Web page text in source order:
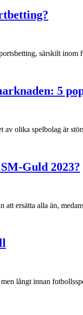
särskilt inom
5
olika spelbolag är
Guld 2023?
ersätta alla än,
långt innan